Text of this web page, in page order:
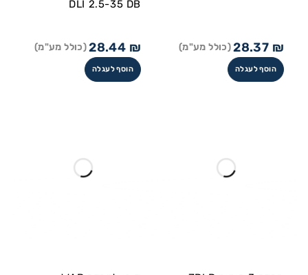
28.37 ₪ (כולל מע"מ)
הוסף לעגלה
DLI 2.5-35 DB
28.44 ₪ (כולל מע"מ)
הוסף לעגלה